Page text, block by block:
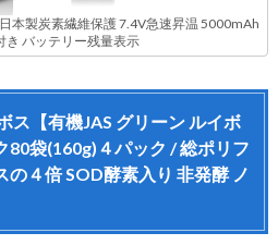
本製炭素繊維保護 7.4V急速昇温 5000mAh
き バッテリー残量表示
ス【有機JAS グリーン ルイボ
80袋(160g)４パック / 総ポリフ
の４倍 SOD酵素入り 非発酵 ノ